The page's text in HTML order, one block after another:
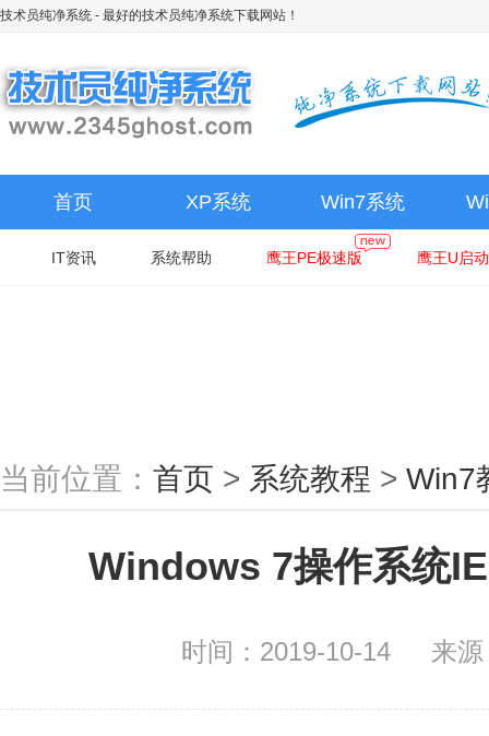
技术员纯净系统 - 最好的技术员纯净系统下载网站！
首页 XP系统 Win7系统
IT资讯 系统帮助 鹰王PE极速版 鹰王U启
当前位置： 首页 > 系统教程 > Win7
Windows 7操作系统
时间：2019-10-14 来